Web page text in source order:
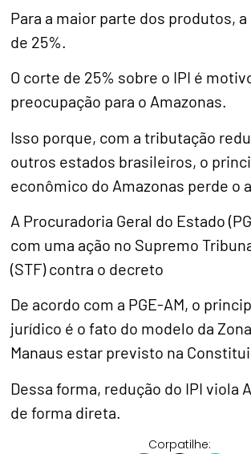
Para a maior parte dos produtos,
de 25%.
O corte de 25% sobre o IPI é
preocupação para o Amazonas.
Isso porque, com a tributação
outros estados brasileiros, o
econômico do Amazonas perde o
A Procuradoria Geral do Estado
com uma ação no Supremo
(STF) contra o decreto
De acordo com a PGE-AM, o
jurídico é o fato do modelo da
Manaus estar previsto na
Dessa forma, redução do IPI viola
de forma direta.
Corpatilhe: